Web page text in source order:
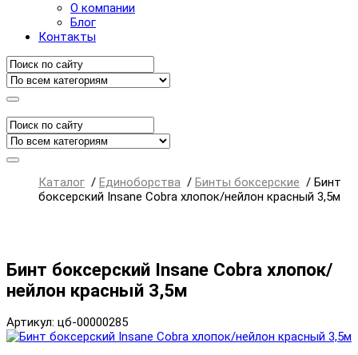
О компании
Блог
Контакты
Каталог / Единоборства / Бинты боксерские / Бинт
боксерский Insane Cobra хлопок/нейлон красный 3,5м
Бинт боксерский Insane Cobra хлопок/
нейлон красный 3,5м
Артикул: цб-00000285